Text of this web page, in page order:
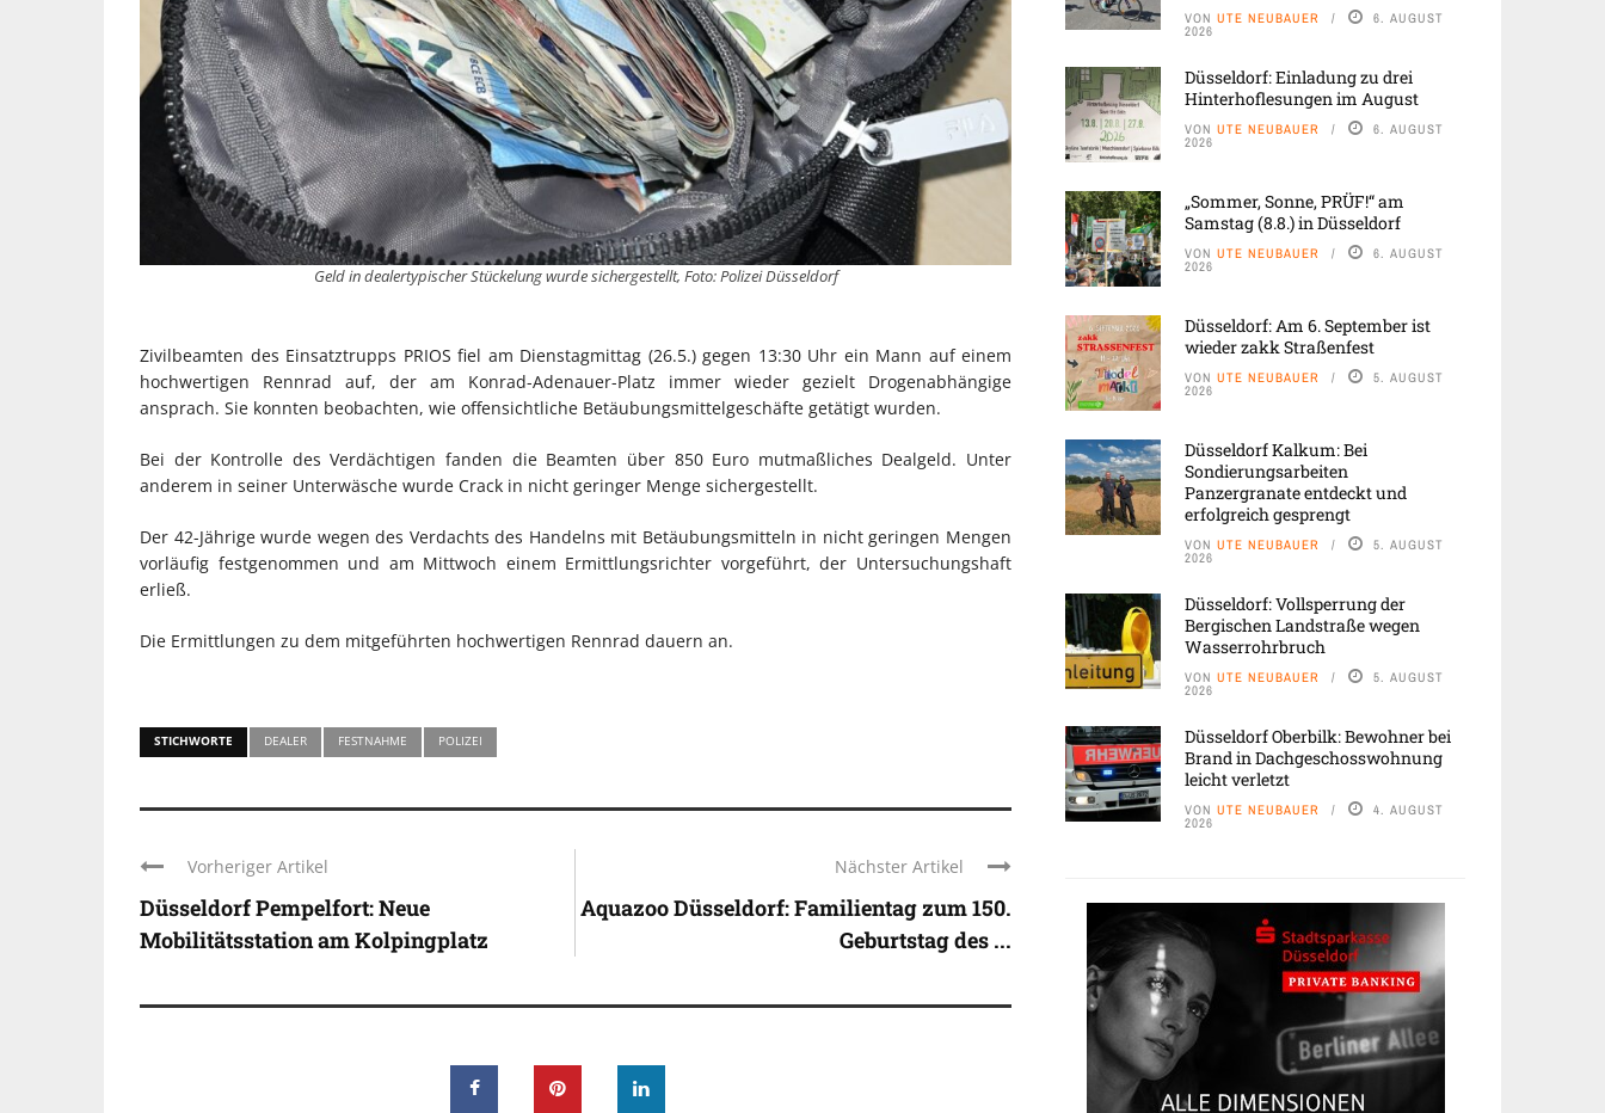
Geld in dealertypischer Stückelung wurde sichergestellt, Foto: Polizei Düsseldorf
Zivilbeamten des Einsatztrupps PRIOS fiel am Dienstagmittag (26.5.) gegen 13:30 Uhr ein Mann auf einem
hochwertigen Rennrad auf, der am Konrad-Adenauer-Platz immer wieder gezielt Drogenabhängige
ansprach. Sie konnten beobachten, wie offensichtliche Betäubungsmittelgeschäfte getätigt wurden.
Bei der Kontrolle des Verdächtigen fanden die Beamten über 850 Euro mutmaßliches Dealgeld. Unter
anderem in seiner Unterwäsche wurde Crack in nicht geringer Menge sichergestellt.
Der 42-Jährige wurde wegen des Verdachts des Handelns mit Betäubungsmitteln in nicht geringen Mengen
vorläufig festgenommen und am Mittwoch einem Ermittlungsrichter vorgeführt, der Untersuchungshaft
erließ.
Die Ermittlungen zu dem mitgeführten hochwertigen Rennrad dauern an.
STICHWORTE DEALER FESTNAHME POLIZEI
Vorheriger Artikel
Düsseldorf Pempelfort: Neue
Mobilitätsstation am Kolpingplatz
Nächster Artikel
Aquazoo Düsseldorf: Familientag zum 150.
Geburtstag des ...
VON UTE NEUBAUER 6. AUGUST
2026
Düsseldorf: Einladung zu drei
Hinterhoflesungen im August
VON UTE NEUBAUER 6. AUGUST
2026
„Sommer, Sonne, PRÜF!“ am
Samstag (8.8.) in Düsseldorf
VON UTE NEUBAUER 6. AUGUST
2026
Düsseldorf: Am 6. September ist
wieder zakk Straßenfest
VON UTE NEUBAUER 5. AUGUST
2026
Düsseldorf Kalkum: Bei
Sondierungsarbeiten
Panzergranate entdeckt und
erfolgreich gesprengt
VON UTE NEUBAUER 5. AUGUST
2026
Düsseldorf: Vollsperrung der
Bergischen Landstraße wegen
Wasserrohrbruch
VON UTE NEUBAUER 5. AUGUST
2026
Düsseldorf Oberbilk: Bewohner bei
Brand in Dachgeschosswohnung
leicht verletzt
VON UTE NEUBAUER 4. AUGUST
2026